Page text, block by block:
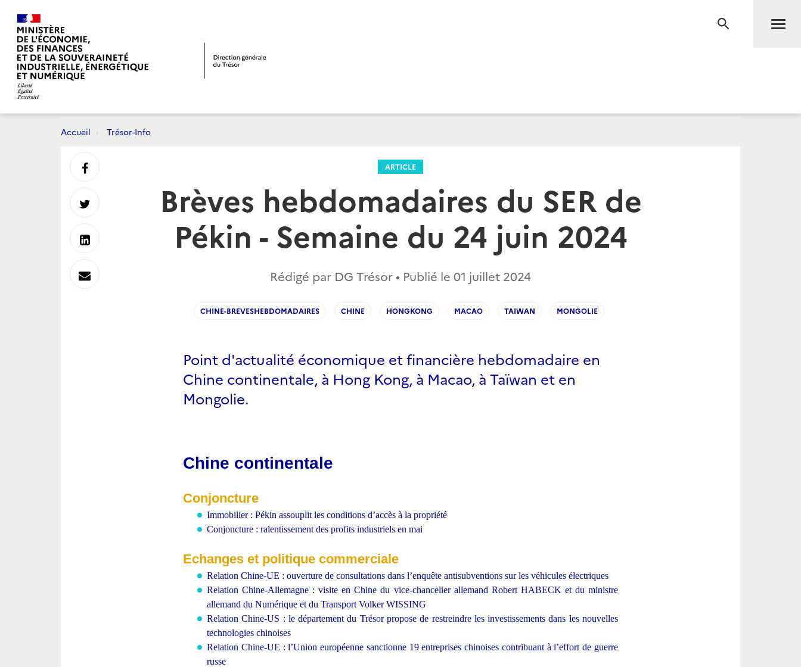
RECHERCHE
Accueil Trésor-Info
ARTICLE
Brèves hebdomadaires du SER de
Pékin - Semaine du 24 juin 2024
Rédigé par DG Trésor • Publié le 01 juillet 2024
CHINE-BREVESHEBDOMADAIRES CHINE HONGKONG MACAO TAIWAN MONGOLIE
Point d'actualité économique et financière hebdomadaire en
Chine continentale, à Hong Kong, à Macao, à Taïwan et en
Mongolie.
Chine continentale
Conjoncture
Immobilier : Pékin assouplit les conditions d’accès à la propriété
Conjoncture : ralentissement des profits industriels en mai
Echanges et politique commerciale
Relation Chine-UE : ouverture de consultations dans l’enquête antisubventions sur les véhicules électriques
Relation Chine-Allemagne : visite en Chine du vice-chancelier allemand Robert HABECK et du ministre
allemand du Numérique et du Transport Volker WISSING
Relation Chine-US : le département du Trésor propose de restreindre les investissements dans les nouvelles
technologies chinoises
Relation Chine-UE : l’Union européenne sanctionne 19 entreprises chinoises contribuant à l’effort de guerre
russe
Partager
sur
Partager
sur
Partager
sur
Envoyer